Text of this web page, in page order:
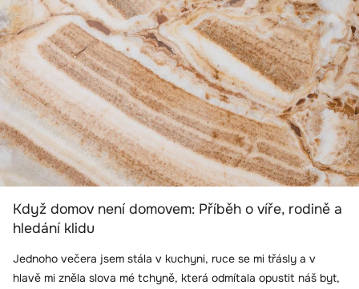
Když domov není domovem: Příběh o víře, rodině a
hledání klidu
Jednoho večera jsem stála v kuchyni, ruce se mi třásly a v
hlavě mi zněla slova mé tchyně, která odmítala opustit náš byt,